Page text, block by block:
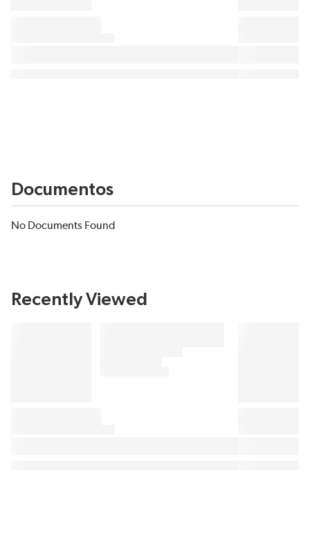
Documentos
No Documents Found
Recently Viewed